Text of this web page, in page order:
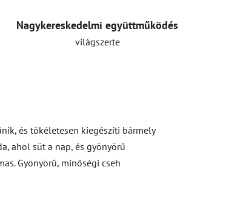
Nagykereskedelmi együttműködés
világszerte
és tökéletesen kiegészíti bármely
ahol süt a nap, és gyönyörű
Gyönyörű, minőségi cseh